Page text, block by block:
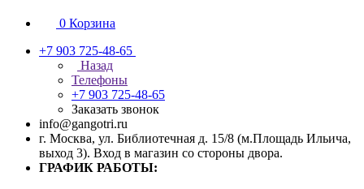
0 Корзина
+7 903 725-48-65
Назад
Телефоны
+7 903 725-48-65
Заказать звонок
info@gangotri.ru
г. Москва, ул. Библиотечная д. 15/8 (м.Площадь Ильича,
выход 3). Вход в магазин со стороны двора.
ГРАФИК РАБОТЫ: